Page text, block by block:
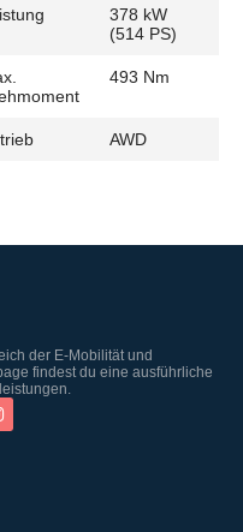
378 kW
(514 PS)
493 Nm
AWD
der E-Mobilität und
findest du eine ausführliche